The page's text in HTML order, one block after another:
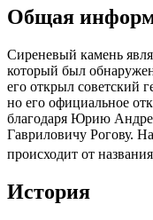
Общая
Сиреневый камень
который был
его открыл советский
но его официальное
благодаря Юрию
Гавриловичу Рогову.
происходит от
История